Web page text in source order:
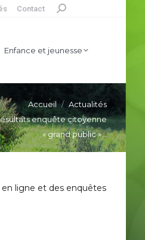
Contact Search:
Enfance et jeunesse
Accueil
Actualités
enquête citoyenne
« grand public »…
ligne et des enquêtes